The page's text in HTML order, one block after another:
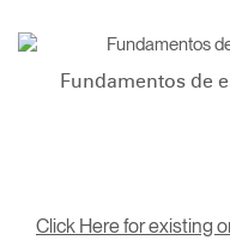
Fundamentos de
Click Here for existing